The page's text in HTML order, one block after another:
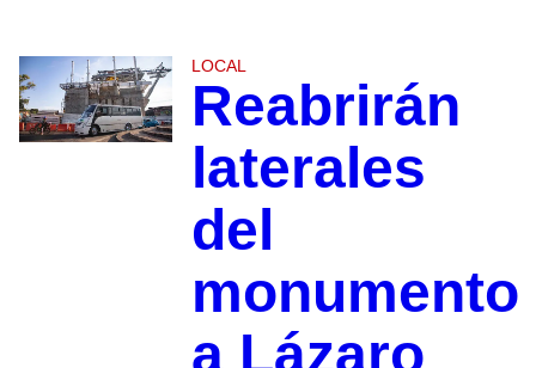
LOCAL
Reabrirán
laterales
del
monumento
a Lázaro